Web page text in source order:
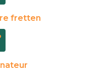
fretten